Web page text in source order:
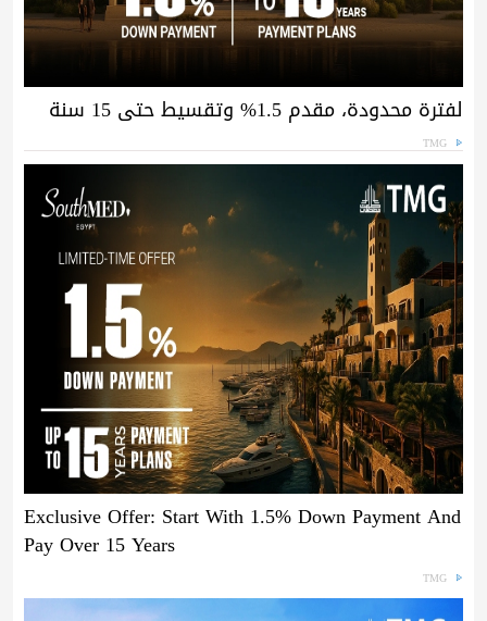
لفترة محدودة، مقدم 1.5% وتقسيط حتى 15 سنة
TMG
Exclusive Offer: Start With 1.5% Down Payment And
Pay Over 15 Years
TMG